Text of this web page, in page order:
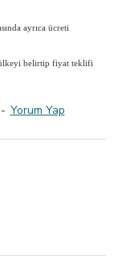
ayrıca ücreti
belirtip fiyat teklifi
- Yorum Yap